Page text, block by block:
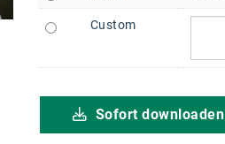
Custom
Sofort downloaden